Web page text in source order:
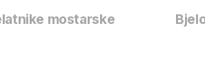
mostarske